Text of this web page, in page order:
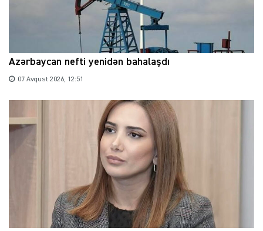
Azərbaycan nefti yenidən bahalaşdı
07 Avqust 2026, 12:51